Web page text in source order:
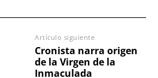
Artículo siguiente
Cronista narra origen
de la Virgen de la
Inmaculada